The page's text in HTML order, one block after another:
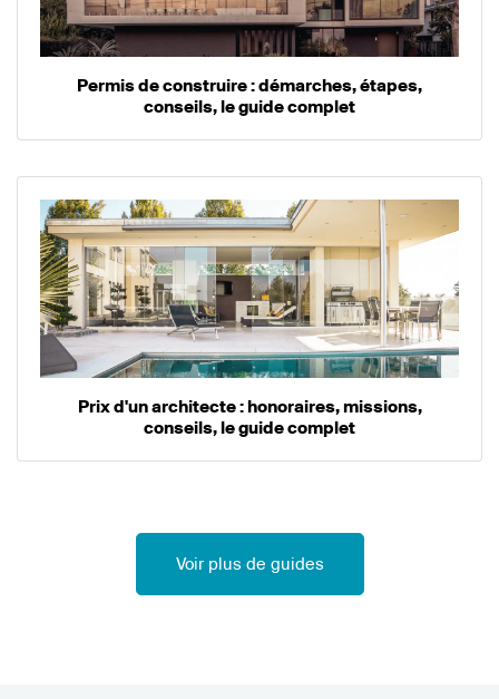
Permis de construire : démarches, étapes,
conseils, le guide complet
Prix d'un architecte : honoraires, missions,
conseils, le guide complet
Voir plus de guides